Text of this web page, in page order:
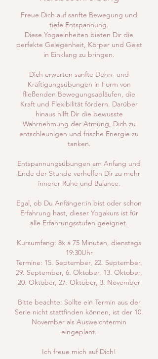
.
S
e
p
.
Freue Dich auf sanfte Bewegung und
tiefe Entspannung.
Diese Yogaeinheiten bieten Dir die
perfekte Gelegenheit, Körper und Geist
in Einklang zu bringen.
Dich erwarten sanfte Dehn- und
Kräftigungsübungen in Form von
fließenden Bewegungsabläufen, die
Kraft und Flexibilität fördern. Darüber
hinaus hilft Dir die bewusste
Wahrnehmung der Atmung, Dich zu
entschleunigen und frische Energie zu
tanken.
Entspannungsübungen am Anfang und
Ende der Stunde verhelfen Dir zu mehr
innerer Ruhe und Balance.
Egal, ob Du Anfänger:in bist oder schon
Erfahrung hast, dieser Yogakurs ist für
alle Erfahrungsstufen geeignet.
Kursumfang: 8x á 75 Minuten, dienstags
19:30Uhr
Termine: 15. September, 22. September,
29. September, 6. Oktober, 13. Oktober,
20. Oktober, 27. Oktober, 3. November
Bitte beachte: Sollte ein Termin aus der
Serie nicht stattfinden können, ist der 10.
November als Ausweichtermin
eingeplant.
Ich freue mich auf Dich!